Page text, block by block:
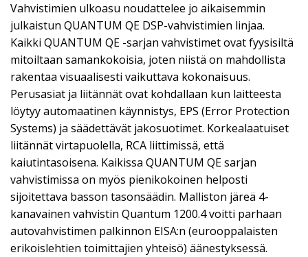
Vahvistimien ulkoasu noudattelee jo aikaisemmin
julkaistun QUANTUM QE DSP-vahvistimien linjaa.
Kaikki QUANTUM QE -sarjan vahvistimet ovat fyysisiltä
mitoiltaan samankokoisia, joten niistä on mahdollista
rakentaa visuaalisesti vaikuttava kokonaisuus.
Perusasiat ja liitännät ovat kohdallaan kun laitteesta
löytyy automaatinen käynnistys, EPS (Error Protection
Systems) ja säädettävät jakosuotimet. Korkealaatuiset
liitännät virtapuolella, RCA liittimissä, että
kaiutintasoisena. Kaikissa QUANTUM QE sarjan
vahvistimissa on myös pienikokoinen helposti
sijoitettava basson tasonsäädin. Malliston järeä 4-
kanavainen vahvistin Quantum 1200.4 voitti parhaan
autovahvistimen palkinnon EISA:n (eurooppalaisten
erikoislehtien toimittajien yhteisö) äänestyksessä.